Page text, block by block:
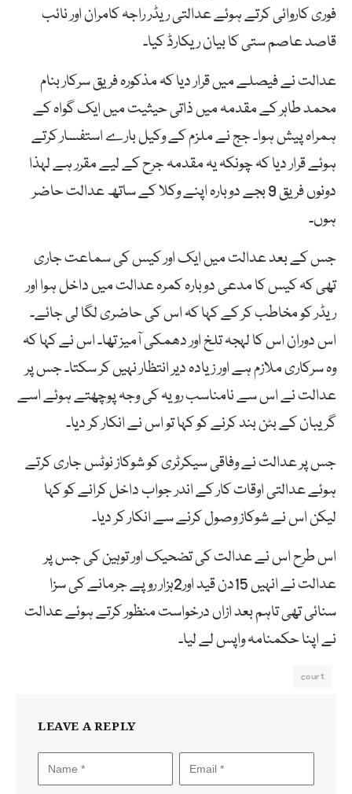
فوری کاروائی کرتے ہوئے عدالتی ریڈر راجہ کامران اور نائب
قاصد عاصم ستی کا بیان ریکارڈ کیا۔
عدالت نے فیصلے میں قرار دیا کہ مذکورہ فریق سرکار بنام
محمد طاہر کے مقدمہ میں ذاتی حیثیت میں ایک گواہ کے
ہمراہ پیش ہوا۔ جج نے ملزم کے وکیل بارے استفسار کرتے
ہوئے قرار دیا کہ چونکہ یہ مقدمہ جرح کے لیے مقرر ہے لہذا
دونوں فریق 9 بجے دوبارہ اپنے وکلا کے ساتھ عدالت حاضر
ہوں۔
جس کے بعد عدالت میں ایک اور کیس کی سماعت جاری
تھی کہ کیس کا مدعی دوبارہ کمرہ عدالت میں داخل ہوا اور
ریڈر کو مخاطب کر کے کہا کہ اس کی حاضری لگا لی جائے۔
اس دوران اس کا لہجہ تلخ اور دھمکی آمیز تھا۔ اس نے کہا کہ
وہ سرکاری ملازم ہے اور زیادہ دیر انتظار نہیں کر سکتا۔ جس پر
عدالت نے اس سے نامناسب رویہ کی وجہ پوچھتے ہوئے اسے
گریبان کے بٹن بند کرنے کو کہا تو اس نے انکار کر دیا۔
جس پر عدالت نے وفاقی سیکرٹری کو شوکاز نوٹس جاری کرتے
ہوئے عدالتی اوقات کار کے اندر جواب داخل کرانے کو کہا
لیکن اس نے شوکاز وصول کرنے سے انکار کر دیا۔
اس طرح اس نے عدالت کی تضحیک اور توہین کی جس پر
عدالت نے انہیں 15دن قید اور2ہزار روپے جرمانے کی سزا
سنائی تھی تاہم بعد ازاں درخواست منظور کرتے ہوئے عدالت
نے اپنا حکمنامہ واپس لے لیا۔
court
LEAVE A REPLY